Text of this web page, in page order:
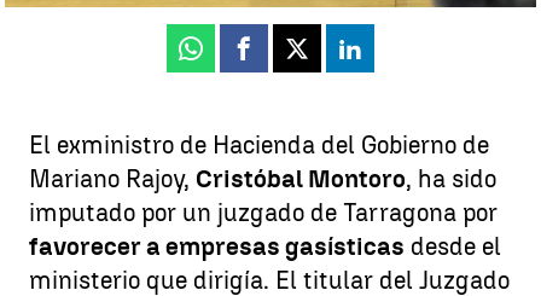
Whatsapp
Facebook
X Linkedin
El exministro de Hacienda del Gobierno de
Mariano Rajoy, Cristóbal Montoro, ha sido
imputado por un juzgado de Tarragona por
favorecer a empresas gasísticas desde el
ministerio que dirigía. El titular del Juzgado